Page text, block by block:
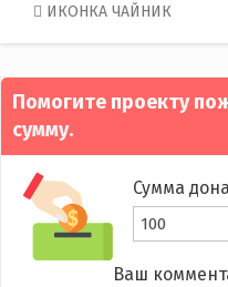
Post
navigation
ИКОНКА ЧАЙНИК
Помогите проекту
сумму.
Сумма
Ваш